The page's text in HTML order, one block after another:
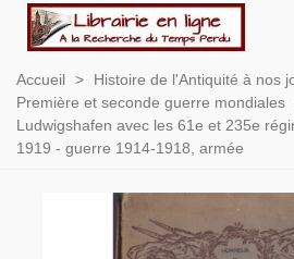
Accueil > Histoire de l'Antiquité à nos
Première et seconde guerre mondiales
Ludwigshafen avec les 61e et 235e
1919 - guerre 1914-1918, armée